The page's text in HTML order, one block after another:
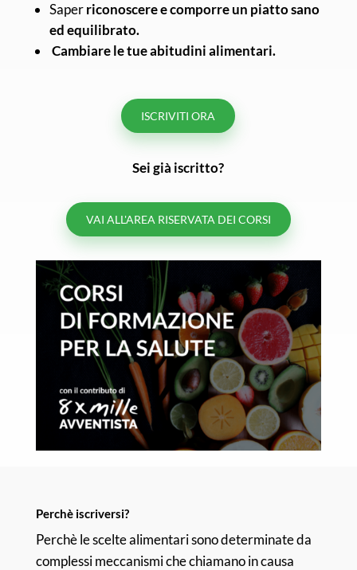
Saperriconoscere e comporre un piatto sano
ed equilibrato.
Cambiare le tue abitudini alimentari.
ISCRIVITI ORA
Sei già iscritto?
VAI ALL'AREA RISERVATA DEI CORSI
Perchè iscriversi?
Perchè le scelte alimentari sono determinate da
complessi meccanismi che chiamano in causa